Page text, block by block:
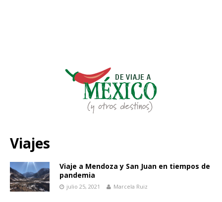
Viajes
Viaje a Mendoza y San Juan en tiempos de
pandemia
julio 25, 2021 Marcela Ruiz